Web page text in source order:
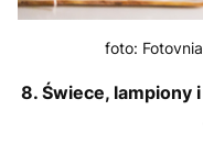
foto:
8. Świece, lampiony